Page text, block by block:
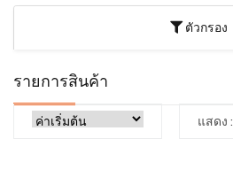
ตัวกรอง
รายการสินค้า
แสดง :